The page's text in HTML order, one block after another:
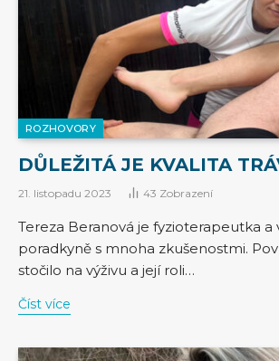
ROZHOVORY
DŮLEŽITÁ JE KVALITA
21. listopadu 2023 43 Zobrazení
Tereza Beranová je fyzioterapeutka a
poradkyně s mnoha zkušenostmi.
stočilo na výživu a její roli…
Číst více